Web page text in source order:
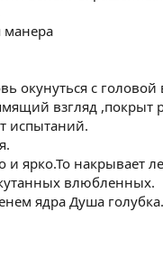
манера
окунуться с головой
взгляд ,покрыт
испытаний.
и ярко.То
влюбленных.
ядра Душа голубка.